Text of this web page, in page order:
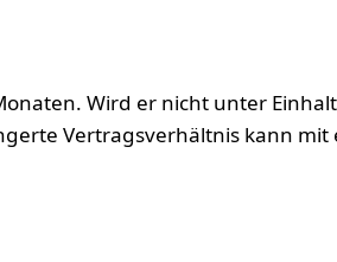
Wird er nicht unter
Vertragsverhältnis kann mit